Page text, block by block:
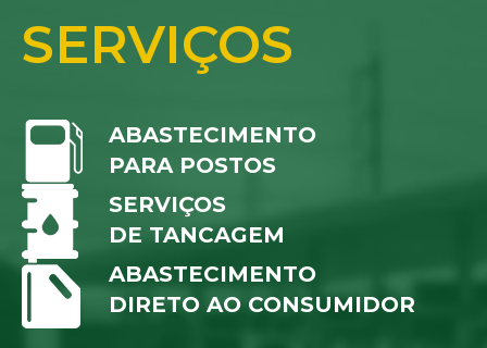
SERVIÇOS
ABASTECIMENTO
PARA POSTOS
SERVIÇOS
DE TANCAGEM
ABASTECIMENTO
DIRETO AO CONSUMIDOR